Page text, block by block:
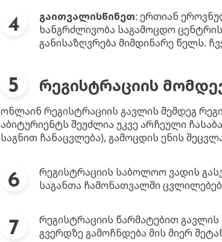
გაითვალისწინეთ: ერთიან
ხანგრძლივობა საგამოცდო
განისაზღვრება მიმდინარე წელს.
რეგისტრაციის
ონლაინ რეგისტრაციის გავლის შემდეგ
აბიტურიენტს შეუძლია უკვე არჩეული
საგნით ჩანაცვლება), გამოცდის ენის
რეგისტრაციის საბოლოო ვადის
საგანთა ჩამონათვალში
რეგისტრაციის წარმატებით
გვერდზე გამოჩნდება მის მიერ